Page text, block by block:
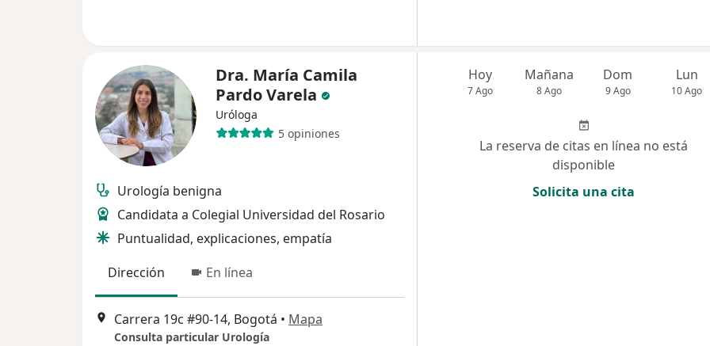
Dra. María Camila
Pardo Varela
Uróloga
5 opiniones
Urología benigna
Candidata a Colegial Universidad del Rosario
Puntualidad, explicaciones, empatía
Dirección
En línea
Carrera 19c #90-14, Bogotá • Mapa
Consulta particular Urología
Hoy
7 Ago
Mañana
8 Ago
Dom
9 Ago
Lun
10 Ago
La reserva de citas en línea no está
disponible
Solicita una cita